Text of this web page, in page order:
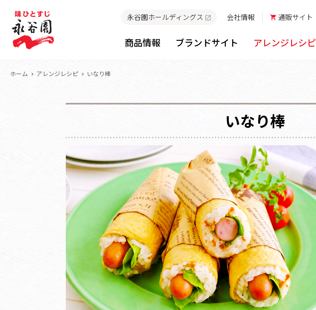
永谷園ホールディングス 会社情報 通販サイト
商品情報 ブランドサイト アレンジレシピ
ホーム アレンジレシピ いなり棒
いなり棒